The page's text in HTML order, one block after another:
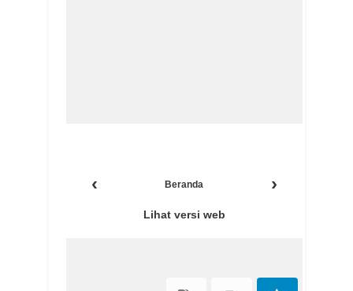
‹ ›
Beranda
Lihat versi web